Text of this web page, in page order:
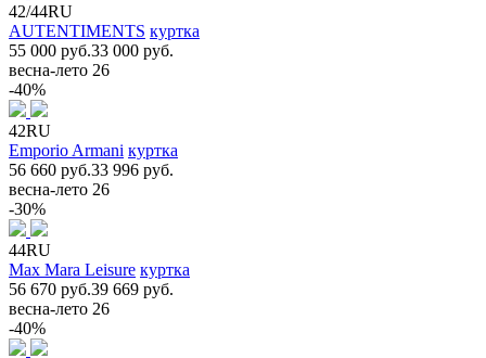
42/44RU
AUTENTIMENTS куртка
55 000 руб.33 000 руб.
весна-лето 26
-40%
42RU
Emporio Armani куртка
56 660 руб.33 996 руб.
весна-лето 26
-30%
44RU
Max Mara Leisure куртка
56 670 руб.39 669 руб.
весна-лето 26
-40%